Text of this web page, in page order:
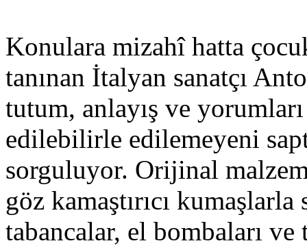
Konulara mizahî hatta
tanınan İtalyan sanatçı
tutum, anlayış ve
edilebilirle edilemeyeni
sorguluyor. Orijinal
göz kamaştırıcı
tabancalar, el bombaları